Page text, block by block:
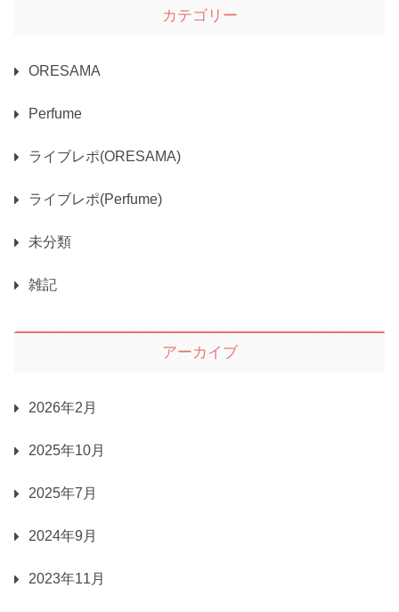
カテゴリー
ORESAMA
Perfume
ライブレポ(ORESAMA)
ライブレポ(Perfume)
未分類
雑記
アーカイブ
2026年2月
2025年10月
2025年7月
2024年9月
2023年11月